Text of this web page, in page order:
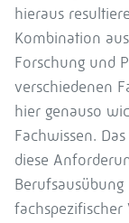
hieraus
Kombination
Forschung und
verschiedenen
hier genauso
Fachwissen.
diese
fachspezifischer